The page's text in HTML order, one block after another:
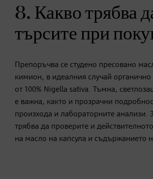
8. Какво трябва
търсите при
Препоръчва се студено пресовано
кимион, в идеалния случай
от 100% Nigella sativa. Тъмна,
е важна, както и прозрачни
произхода и лабораторните анализи.
трябва да проверите и
на масло на капсула и съдържанието